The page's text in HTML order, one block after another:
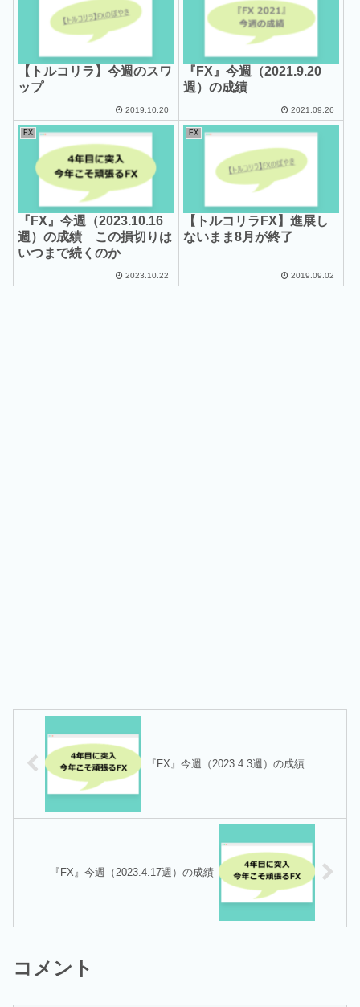
【トルコリラ】今週のスワ
ップ
2019.10.20
『FX』今週（2021.9.20
週）の成績
2021.09.26
FX
『FX』今週（2023.10.16
週）の成績 この損切りは
いつまで続くのか
2023.10.22
FX
【トルコリラFX】進展し
ないまま8月が終了
2019.09.02
『FX』今週（2023.4.3週）の成績
『FX』今週（2023.4.17週）の成績
コメント